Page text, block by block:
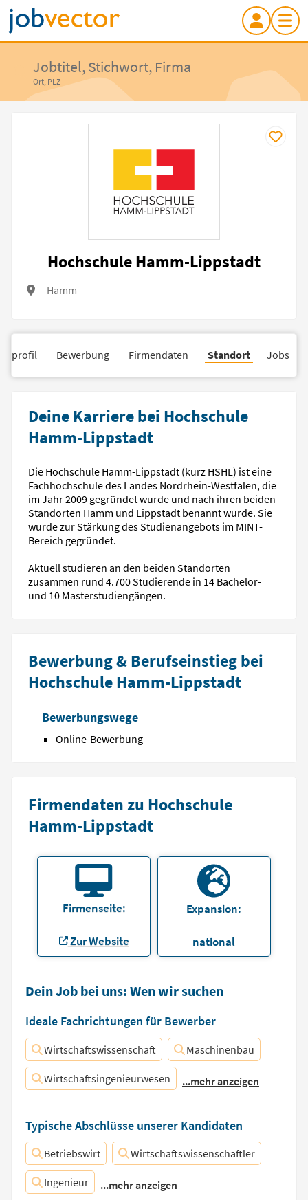
Jobtitel, Stichwort, Firma
Ort, PLZ
Hochschule Hamm-Lippstadt
Hamm
Bewerbung Firmendaten Standort Jobs
Deine Karriere bei Hochschule
Hamm-Lippstadt
Die Hochschule Hamm-Lippstadt (kurz HSHL) ist eine
Fachhochschule des Landes Nordrhein-Westfalen, die
im Jahr 2009 gegründet wurde und nach ihren beiden
Standorten Hamm und Lippstadt benannt wurde. Sie
wurde zur Stärkung des Studienangebots im MINT-
Bereich gegründet.
Aktuell studieren an den beiden Standorten
zusammen rund 4.700 Studierende in 14 Bachelor-
und 10 Masterstudiengängen.
Bewerbung & Berufseinstieg bei
Hochschule Hamm-Lippstadt
Bewerbungswege
Online-Bewerbung
Firmendaten zu Hochschule
Hamm-Lippstadt
Firmenseite:
Zur Website
Expansion:
national
Dein Job bei uns: Wen wir suchen
Ideale Fachrichtungen für Bewerber
Wirtschaftswissenschaft Maschinenbau
Wirtschaftsingenieurwesen ...mehr anzeigen
Typische Abschlüsse unserer Kandidaten
Betriebswirt Wirtschaftswissenschaftler
Ingenieur ...mehr anzeigen